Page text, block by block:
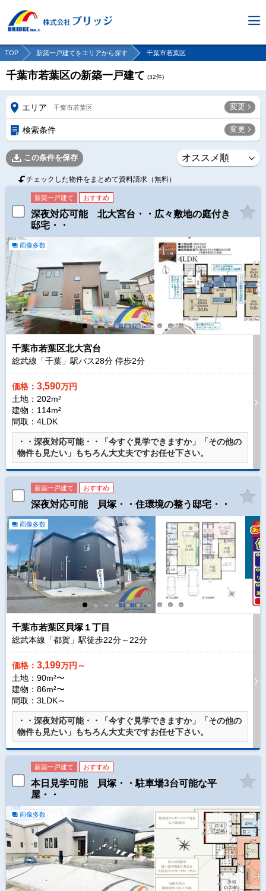
TOP 新築一戸建てをエリアから探す 千葉市若葉区
千葉市若葉区の新築一戸建て (32件)
エリア 千葉市若葉区 変更
検索条件 変更
この条件を保存
チェックした物件をまとめて資料請求（無料）
新築一戸建て おすすめ
深夜対応可能 北大宮台・・広々敷地の庭付き
邸宅・・
画像多数
千葉市若葉区北大宮台
総武線「千葉」駅バス28分 停歩2分
価格： 3,590万円
土地：202m²
建物：114m²
間取：4LDK
・・深夜対応可能・・「今すぐ見学できますか」「その他の
物件も見たい」もちろん大丈夫ですお任せ下さい。
新築一戸建て おすすめ
深夜対応可能 貝塚・・住環境の整う邸宅・・
画像多数
千葉市若葉区貝塚１丁目
総武本線「都賀」駅徒歩22分～ 22分
価格： 3,199万円～
土地：90m²〜
建物：86m²〜
間取：3LDK～
・・深夜対応可能・・「今すぐ見学できますか」「その他の
物件も見たい」もちろん大丈夫ですお任せ下さい。
新築一戸建て おすすめ
本日見学可能 貝塚・・駐車場3台可能な平
屋・・
画像多数